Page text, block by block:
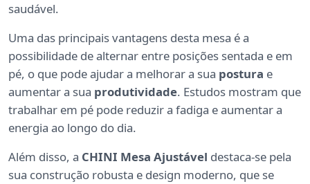
saudável.
Uma das principais vantagens desta mesa é a
possibilidade de alternar entre posições sentada e em
pé, o que pode ajudar a melhorar a sua postura e
aumentar a sua produtividade. Estudos mostram que
trabalhar em pé pode reduzir a fadiga e aumentar a
energia ao longo do dia.
Além disso, a CHINI Mesa Ajustável destaca-se pela
sua construção robusta e design moderno, que se